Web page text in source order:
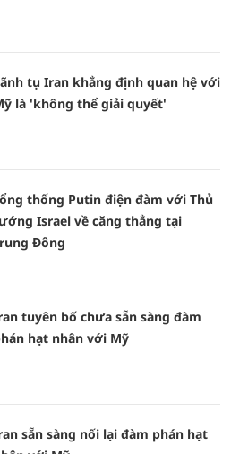
tụ Iran khẳng định quan hệ với
là 'không thể giải quyết'
thống Putin điện đàm với Thủ
Israel về căng thẳng tại
Đông
tuyên bố chưa sẵn sàng đàm
hạt nhân với Mỹ
sẵn sàng nối lại đàm phán hạt